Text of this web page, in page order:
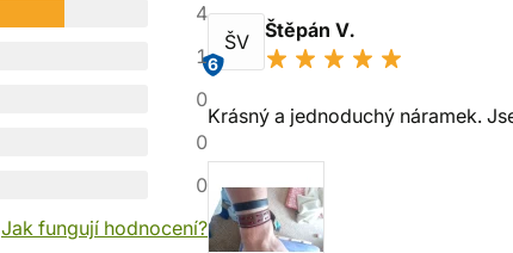
4
1
0
0
0
Jak fungují hodnocení?
ŠV
6
Štěpán V.
Krásný a jednoduchý náramek.